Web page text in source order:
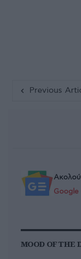
Previous
Google
MOOD OF THE